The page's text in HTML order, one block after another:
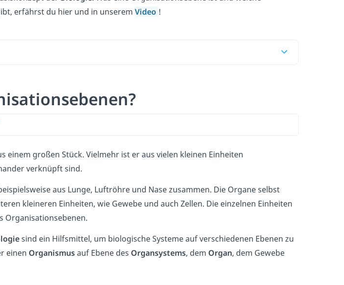
erfährst du hier und in unserem Video !
einem großen Stück. Vielmehr ist er aus vielen kleinen Einheiten
verknüpft sind.
aus Lunge, Luftröhre und Nase zusammen. Die Organe selbst
kleineren Einheiten, wie Gewebe und auch Zellen. Die einzelnen Einheiten
Organisationsebenen.
sind ein Hilfsmittel, um biologische Systeme auf verschiedenen Ebenen zu
einen Organismusauf Ebene des Organsystems, dem Organ, dem Gewebe